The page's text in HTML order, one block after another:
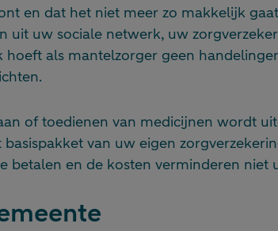
en dat het niet meer zo makkelijk
uit uw sociale netwerk, uw
hoeft als mantelzorger geen
of toedienen van medicijnen wordt
van uw eigen
betalen en de kosten verminderen niet